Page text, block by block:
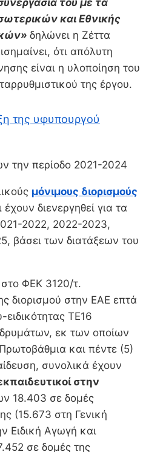
και Εθνικής
δηλώνει η Ζέττα
ότι απόλυτη
είναι η υλοποίηση του
της έργου.
της υφυπουργού
την περίοδο 2021-2024
μόνιμους διορισμούς
έχουν διενεργηθεί για τα
2022, 2022-2023,
βάσει των διατάξεων του
ΦΕΚ 3120/τ.
διορισμού στην ΕΑΕ επτά
ΤΕ16
εκ των οποίων
και πέντε (5)
συνολικά έχουν
στην
18.403 σε δομές
(15.673 στη Γενική
Ειδική Αγωγή και
σε δομές της